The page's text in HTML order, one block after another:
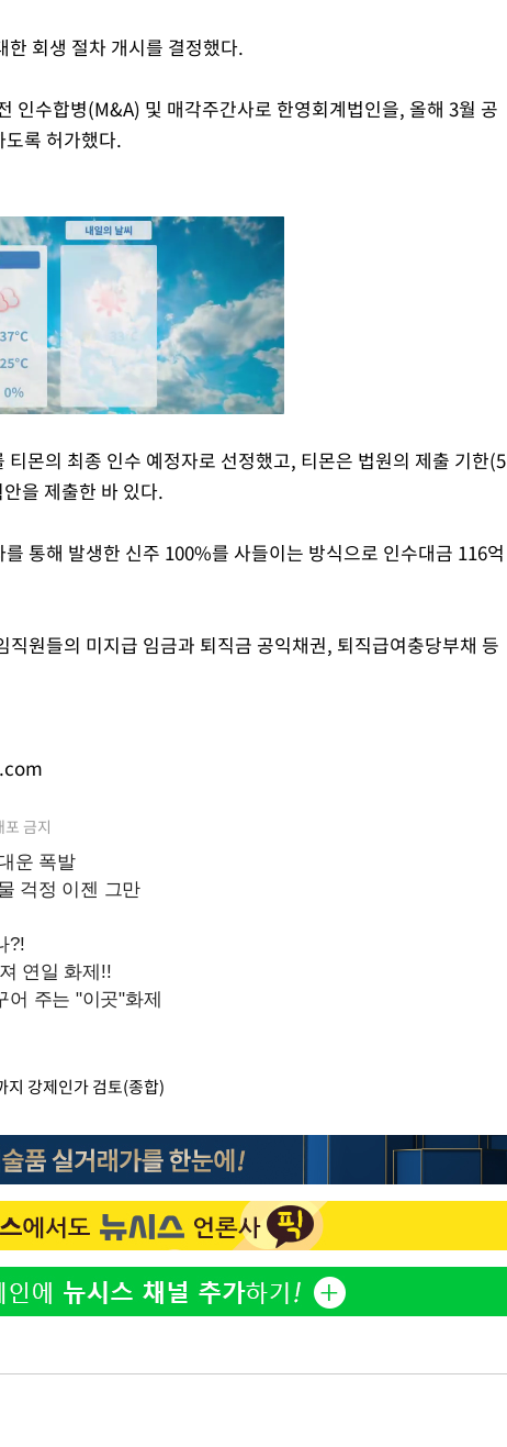
회생 절차 개시를 결정했다.
인수합병(M&A) 및 매각주간사로 한영회계법인을, 올해 3월 공
록 허가했다.
몬의 최종 인수 예정자로 선정했고, 티몬은 법원의 제출 기한(5
을 제출한 바 있다.
통해 발생한 신주 100%를 사들이는 방식으로 인수대금 116억
원들의 미지급 임금과 퇴직금 공익채권, 퇴직급여충당부채 등
금지
강제인가 검토(종합)